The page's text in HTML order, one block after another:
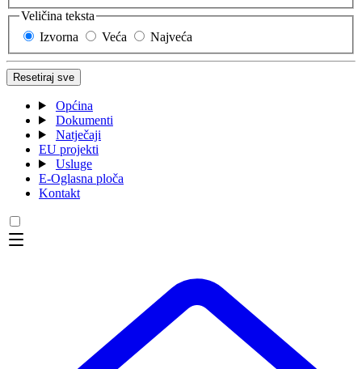
Veličina teksta
Izvorna
Veća Najveća
Resetiraj sve
Općina
Dokumenti
Natječaji
EU projekti
Usluge
E-Oglasna ploča
Kontakt